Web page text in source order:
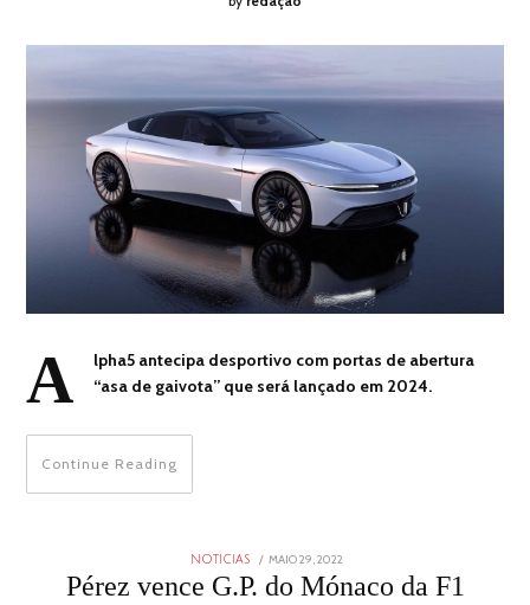
A
lpha5 antecipa desportivo com portas de abertura
“asa de gaivota” que será lançado em 2024.
Continue Reading
NOTICIAS
POSTED
ON
MAIO 29, 2022
2022
Pérez vence G.P. do Mónaco da F1